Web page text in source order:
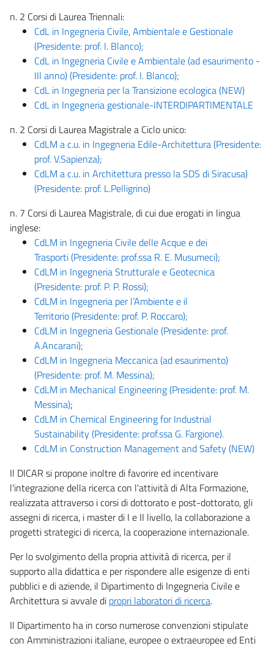
n. 2 Corsi di Laurea Triennali:
CdL in Ingegneria Civile, Ambientale e Gestionale
(Presidente: prof. I. Blanco);
CdL in Ingegneria Civile e Ambientale (ad esaurimento -
III anno) (Presidente: prof. I. Blanco);
CdL in Ingegneria per la Transizione ecologica (NEW)
CdL in Ingegneria gestionale-INTERDIPARTIMENTALE
n. 2 Corsi di Laurea Magistrale a Ciclo unico:
CdLM a c.u. in Ingegneria Edile-Architettura (Presidente:
prof. V.Sapienza);
CdLM a c.u. in Architettura presso la SDS di Siracusa)
(Presidente: prof. L.Pelligrino)
n. 7 Corsi di Laurea Magistrale, di cui due erogati in lingua
inglese:
CdLM in Ingegneria Civile delle Acque e dei
Trasporti (Presidente: prof.ssa R. E. Musumeci);
CdLM in Ingegneria Strutturale e Geotecnica
(Presidente: prof. P. P. Rossi);
CdLM in Ingegneria per l’Ambiente e il
Territorio (Presidente: prof. P. Roccaro);
CdLM in Ingegneria Gestionale (Presidente: prof.
A.Ancarani);
CdLM in Ingegneria Meccanica (ad esaurimento)
(Presidente: prof. M. Messina);
CdLM in Mechanical Engineering (Presidente: prof. M.
Messina);
CdLM in Chemical Engineering for Industrial
Sustainability (Presidente: prof.ssa G. Fargione).
CdLM in Construction Management and Safety (NEW)
Il DICAR si propone inoltre di favorire ed incentivare
l'integrazione della ricerca con l'attività di Alta Formazione,
realizzata attraverso i corsi di dottorato e post-dottorato, gli
assegni di ricerca, i master di I e II livello, la collaborazione a
progetti strategici di ricerca, la cooperazione internazionale.
Per lo svolgimento della propria attività di ricerca, per il
supporto alla didattica e per rispondere alle esigenze di enti
pubblici e di aziende, il Dipartimento di Ingegneria Civile e
Architettura si avvale di propri laboratori di ricerca.
Il Dipartimento ha in corso numerose convenzioni stipulate
con Amministrazioni italiane, europee o extraeuropee ed Enti